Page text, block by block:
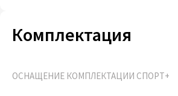
Комплектация
ОСНАЩЕНИЕ КОМПЛЕКТАЦИИ СПОРТ+